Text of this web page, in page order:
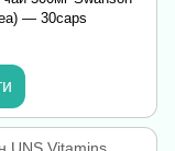
— 30caps